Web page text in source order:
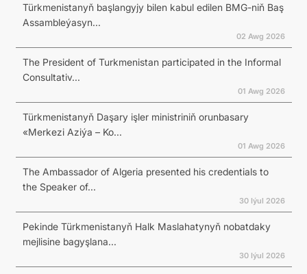
Türkmenistanyň başlangyjy bilen kabul edilen BMG-niň Baş
Assambleýasyn...
02 Awg 2026
The President of Turkmenistan participated in the Informal
Consultativ...
01 Awg 2026
Türkmenistanyň Daşary işler ministriniň orunbasary
«Merkezi Aziýa – Ko...
01 Awg 2026
The Ambassador of Algeria presented his credentials to
the Speaker of...
30 Iýul 2026
Pekinde Türkmenistanyň Halk Maslahatynyň nobatdaky
mejlisine bagyşlana...
30 Iýul 2026